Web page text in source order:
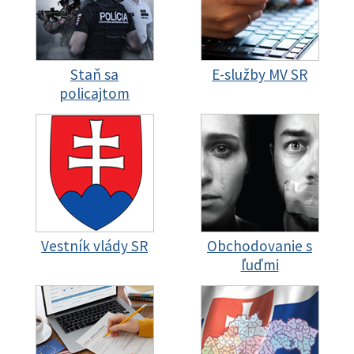
Staň sa
policajtom
E-služby MV SR
Vestník vlády SR
Obchodovanie s
ľuďmi